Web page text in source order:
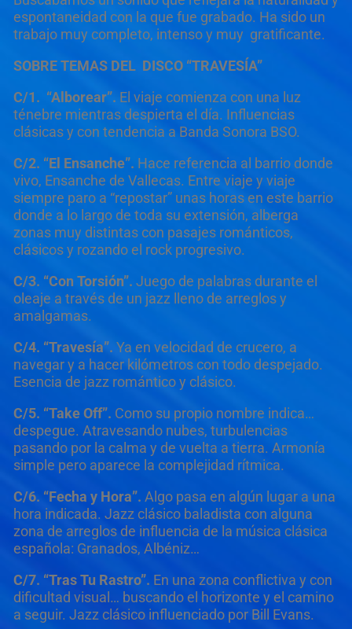
espontaneidad con la que fue grabado. Ha sido un
trabajo muy completo, intenso y muy gratificante.
SOBRE TEMAS DEL DISCO “TRAVESÍA”
C/1. “Alborear”. El viaje comienza con una luz
ténebre mientras despierta el día. Influencias
clásicas y con tendencia a Banda Sonora BSO.
C/2. “El Ensanche”. Hace referencia al barrio donde
vivo, Ensanche de Vallecas. Entre viaje y viaje
siempre paro a “repostar” unas horas en este barrio
donde a lo largo de toda su extensión, alberga
zonas muy distintas con pasajes románticos,
clásicos y rozando el rock progresivo.
C/3. “Con Torsión”. Juego de palabras durante el
oleaje a través de un jazz lleno de arreglos y
amalgamas.
C/4. “Travesía”. Ya en velocidad de crucero, a
navegar y a hacer kilómetros con todo despejado.
Esencia de jazz romántico y clásico.
C/5. “Take Off”. Como su propio nombre indica…
despegue. Atravesando nubes, turbulencias
pasando por la calma y de vuelta a tierra. Armonía
simple pero aparece la complejidad rítmica.
C/6. “Fecha y Hora”. Algo pasa en algún lugar a una
hora indicada. Jazz clásico baladista con alguna
zona de arreglos de influencia de la música clásica
española: Granados, Albéniz…
C/7. “Tras Tu Rastro”. En una zona conflictiva y con
dificultad visual… buscando el horizonte y el camino
a seguir. Jazz clásico influenciado por Bill Evans.